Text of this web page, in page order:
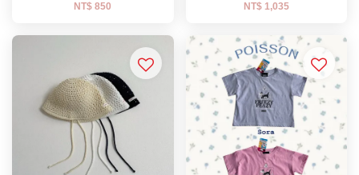
NT$ 850
NT$ 1,035